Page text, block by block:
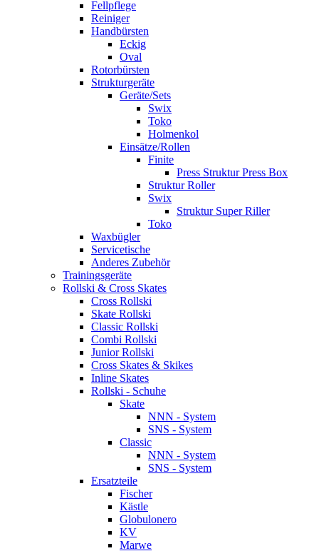
Fellpflege
Reiniger
Handbürsten
Eckig
Oval
Rotorbürsten
Strukturgeräte
Geräte/Sets
Swix
Toko
Holmenkol
Einsätze/Rollen
Finite
Press Struktur Press Box
Struktur Roller
Swix
Struktur Super Riller
Toko
Waxbügler
Servicetische
Anderes Zubehör
Trainingsgeräte
Rollski & Cross Skates
Cross Rollski
Skate Rollski
Classic Rollski
Combi Rollski
Junior Rollski
Cross Skates & Skikes
Inline Skates
Rollski - Schuhe
Skate
NNN - System
SNS - System
Classic
NNN - System
SNS - System
Ersatzteile
Fischer
Kästle
Globulonero
KV
Marwe